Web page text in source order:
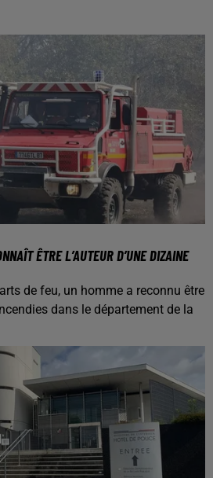
ÊTRE L’AUTEUR D’UNE DIZAINE
de feu, un homme a reconnu être
dans le département de la